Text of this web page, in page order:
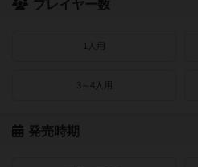
プレイヤー数
1人用
3～4人用
発売時期